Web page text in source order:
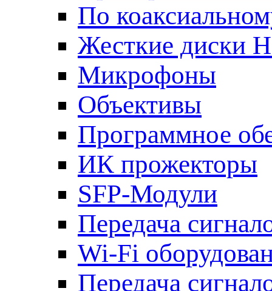
По
Жесткие диски
Микрофоны
Объективы
Программное
ИК прожекторы
SFP-Модули
Передача
Wi-Fi
Передача